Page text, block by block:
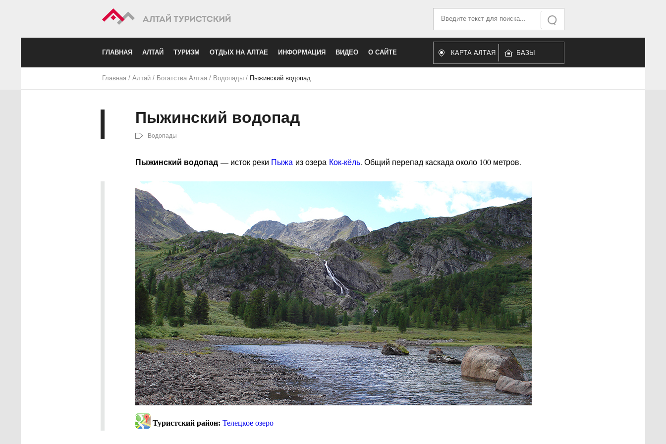
Искать
Искать...
ГЛАВНАЯ АЛТАЙ ТУРИЗМ ОТДЫХ НА АЛТАЕ ИНФОРМАЦИЯ ВИДЕО О САЙТЕ КАРТА АЛТАЯ БАЗЫ
Главная / Алтай/ Богатства Алтая / Водопады/ Пыжинский водопад
Пыжинский водопад
Водопады
Пыжинский водопад— исток реки Пыжа из озера Кок-кёль. Общий перепад каскада около 100 метров.
Туристский район: Телецкое озеро